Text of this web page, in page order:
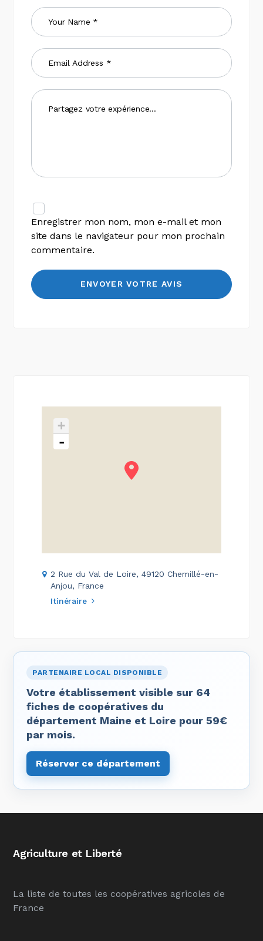
Enregistrer mon nom, mon e-mail et mon
site dans le navigateur pour mon prochain
commentaire.
+
-
2 Rue du Val de Loire, 49120 Chemillé-en-
Anjou, France
Itinéraire
PARTENAIRE LOCAL DISPONIBLE
Votre établissement visible sur 64
fiches de coopératives du
département Maine et Loire pour 59€
par mois.
Réserver ce département
Agriculture et Liberté
La liste de toutes les coopératives agricoles de
France